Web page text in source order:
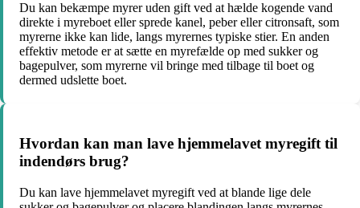
Du kan bekæmpe myrer uden gift ved at hælde kogende vand
direkte i myreboet eller sprede kanel, peber eller citronsaft, som
myrerne ikke kan lide, langs myrernes typiske stier. En anden
effektiv metode er at sætte en myrefælde op med sukker og
bagepulver, som myrerne vil bringe med tilbage til boet og
dermed udslette boet.
Hvordan kan man lave hjemmelavet myregift til
indendørs brug?
Du kan lave hjemmelavet myregift ved at blande lige dele